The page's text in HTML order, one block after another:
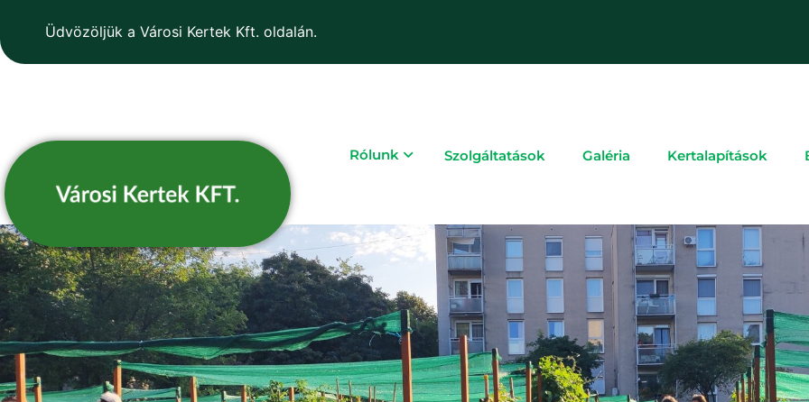
Üdvözöljük a Városi Kertek Kft. oldalán.
Rólunk Szolgáltatások Galéria Kertalapítások